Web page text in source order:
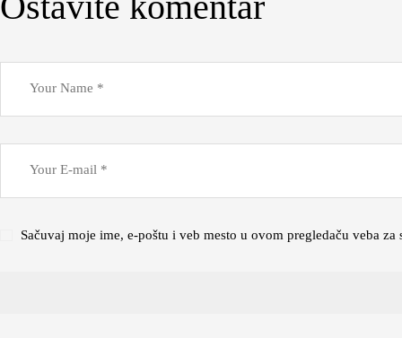
Sačuvaj moje ime, e-poštu i veb mesto u ovom pregledaču veba za